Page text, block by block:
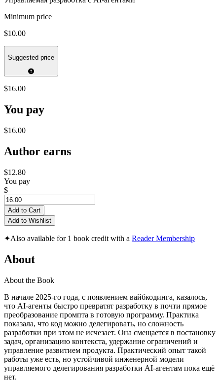
Minimum price
$10.00
Suggested price
$16.00
You pay
$16.00
Author earns
$12.80
You pay
$
Add to Cart
Add to Wishlist
✦Also available for 1 book credit with a Reader Membership
About
About the Book
В начале 2025-го года, с появлением вайбкодинга, казалось,
что AI-агенты быстро превратят разработку в почти прямое
преобразование промпта в готовую программу. Практика
показала, что код можно делегировать, но сложность
разработки при этом не исчезает. Она смещается в постановку
задач, организацию контекста, удержание ограничений и
управление развитием продукта. Практический опыт такой
работы уже есть, но устойчивой инженерной модели
управляемого делегирования разработки AI-агентам пока ещё
нет.